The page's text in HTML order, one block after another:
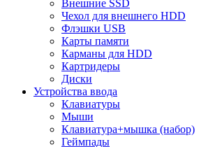
Внешние SSD
Чехол для внешнего HDD
Флэшки USB
Карты памяти
Карманы для HDD
Картридеры
Диски
Устройства ввода
Клавиатуры
Мыши
Клавиатура+мышка (набор)
Геймпады